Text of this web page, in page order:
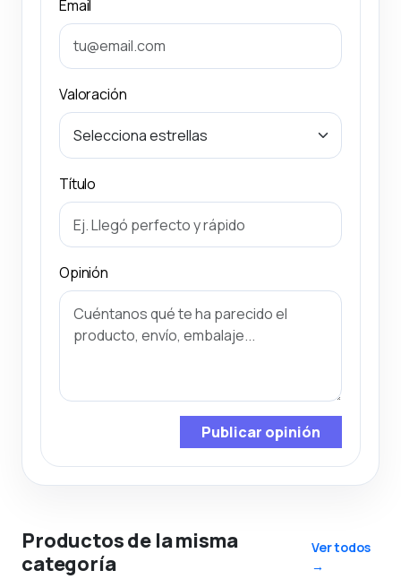
Email
Valoración
Título
Opinión
Publicar opinión
Productos de la misma
categoría
Ver todos
→